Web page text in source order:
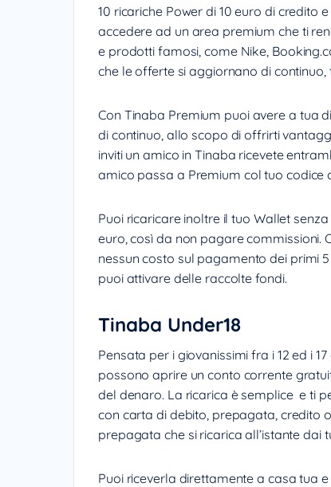
10 ricariche Power di 10 euro di credito
accedere ad un area premium che ti
e prodotti famosi, come Nike,
che le offerte si aggiornano di
Con Tinaba Premium puoi avere a tua
di continuo, allo scopo di offrirti
inviti un amico in Tinaba ricevete
amico passa a Premium col tuo codice
Puoi ricaricare inoltre il tuo Wallet
euro, così da non pagare commissioni.
nessun costo sul pagamento dei primi
puoi attivare delle raccolte fondi.
Tinaba Under18
Pensata per i giovanissimi fra i 12 ed i
possono aprire un conto corrente
del denaro. La ricarica è semplice e ti
con carta di debito, prepagata, credito
prepagata che si ricarica all’istante dai
Puoi riceverla direttamente a casa tua